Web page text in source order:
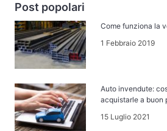
Post popolari
Come funziona la
1 Febbraio 2019
Auto invendute:
acquistarle a buon
15 Luglio 2021